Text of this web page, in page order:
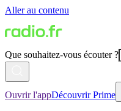
Aller au contenu
Que souhaitez-vous écouter ?
Ouvrir l'appDécouvrir Prime